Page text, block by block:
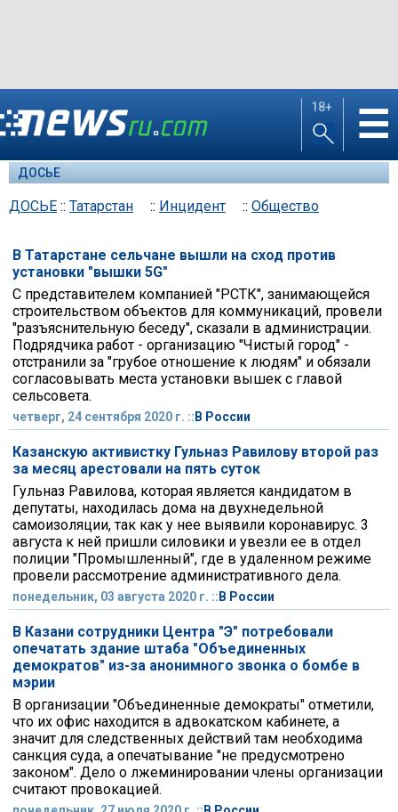
18+ ☰
ДОСЬЕ
ДОСЬЕ :: Татарстан :: Инцидент :: Общество
В Татарстане сельчане вышли на сход против
установки "вышки 5G"
С представителем компанией "РСТК", занимающейся
строительством объектов для коммуникаций, провели
"разъяснительную беседу", сказали в администрации.
Подрядчика работ - организацию "Чистый город" -
отстранили за "грубое отношение к людям" и обязали
согласовывать места установки вышек с главой
сельсовета.
четверг, 24 сентября 2020 г. :: В России
Казанскую активистку Гульназ Равилову второй раз
за месяц арестовали на пять суток
Гульназ Равилова, которая является кандидатом в
депутаты, находилась дома на двухнедельной
самоизоляции, так как у нее выявили коронавирус. 3
августа к ней пришли силовики и увезли ее в отдел
полиции "Промышленный", где в удаленном режиме
провели рассмотрение административного дела.
понедельник, 03 августа 2020 г. :: В России
В Казани сотрудники Центра "Э" потребовали
опечатать здание штаба "Объединенных
демократов" из-за анонимного звонка о бомбе в
мэрии
В организации "Объединенные демократы" отметили,
что их офис находится в адвокатском кабинете, а
значит для следственных действий там необходима
санкция суда, а опечатывание "не предусмотрено
законом". Дело о лжеминировании члены организации
считают провокацией.